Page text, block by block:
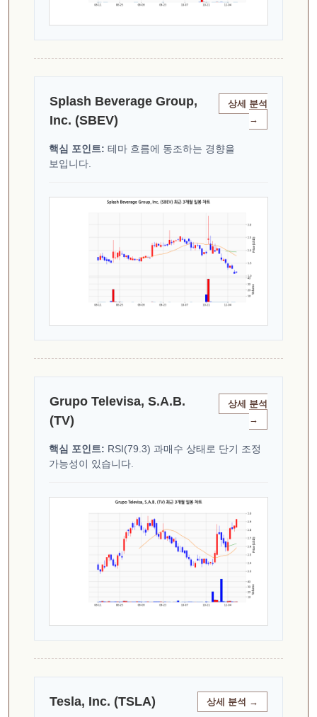
Splash Beverage Group,
Inc. (SBEV)
상세 분석
→
핵심 포인트: 테마 흐름에 동조하는 경향을
보입니다.
Grupo Televisa, S.A.B.
(TV)
상세 분석
→
핵심 포인트: RSI(79.3) 과매수 상태로 단기 조정
가능성이 있습니다.
Tesla, Inc. (TSLA) 상세 분석 →